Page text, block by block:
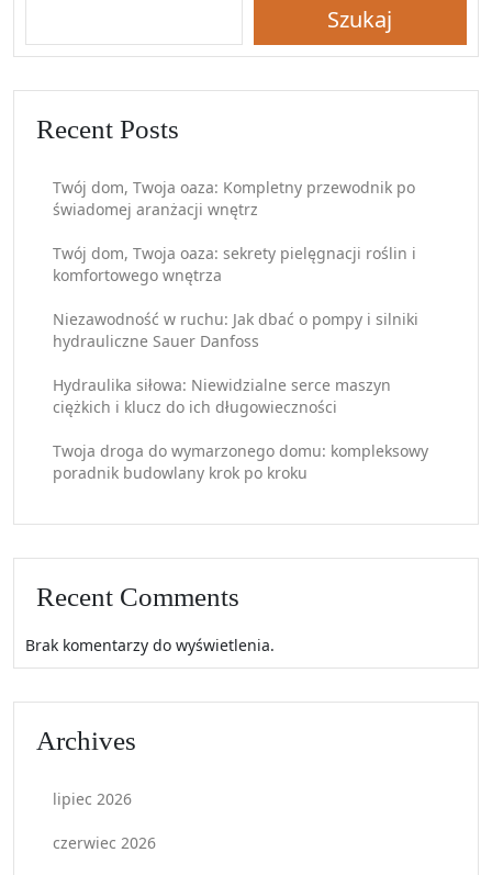
Szukaj
Recent Posts
Twój dom, Twoja oaza: Kompletny przewodnik po
świadomej aranżacji wnętrz
Twój dom, Twoja oaza: sekrety pielęgnacji roślin i
komfortowego wnętrza
Niezawodność w ruchu: Jak dbać o pompy i silniki
hydrauliczne Sauer Danfoss
Hydraulika siłowa: Niewidzialne serce maszyn
ciężkich i klucz do ich długowieczności
Twoja droga do wymarzonego domu: kompleksowy
poradnik budowlany krok po kroku
Recent Comments
Brak komentarzy do wyświetlenia.
Archives
lipiec 2026
czerwiec 2026